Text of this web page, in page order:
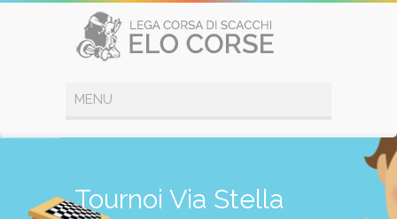
Tournoi Via Stella